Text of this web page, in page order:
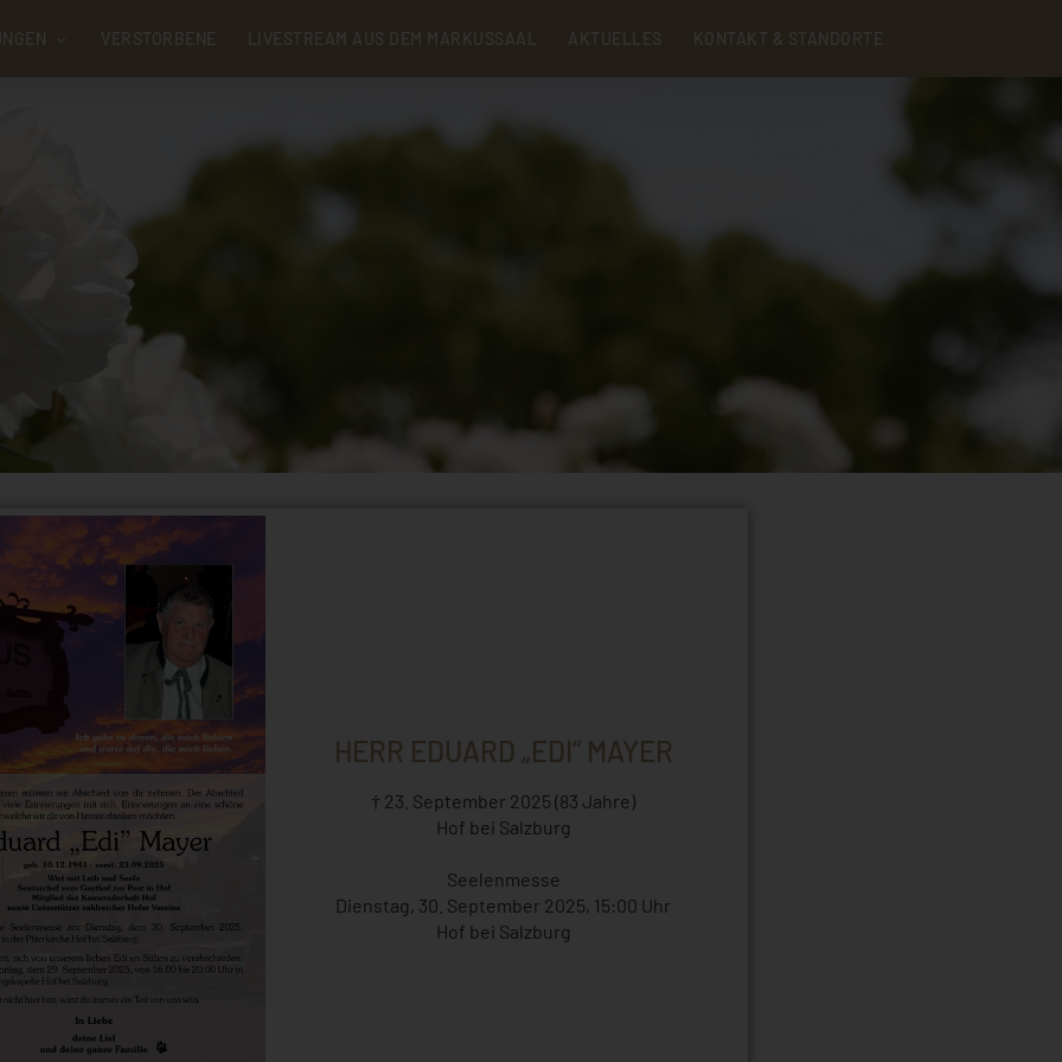
VERSTORBENE LIVESTREAM AUS DEM MARKUSSAAL AKTUELLES KONTAKT & STANDORTE
HERR EDUARD „EDI“ MAYER
† 23. September 2025 (83 Jahre)
Hof bei Salzburg
Seelenmesse
Dienstag, 30. September 2025, 15:00 Uhr
Hof bei Salzburg